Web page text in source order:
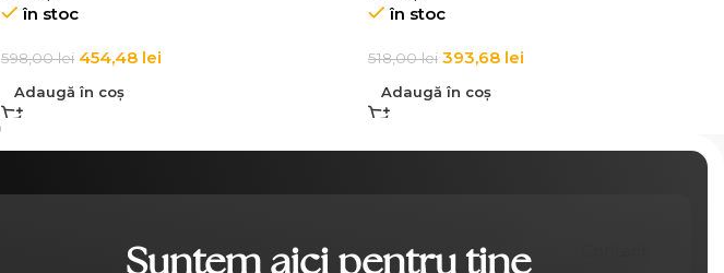
în stoc
598,00lei 454,48 lei
Adaugă în coș
în stoc
518,00lei 393,68 lei
Adaugă în coș
Suntem aici pentru tine